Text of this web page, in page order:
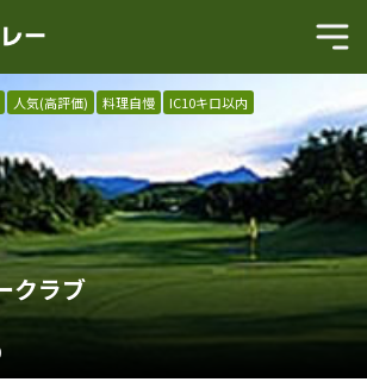
人気(高評価) 料理自慢
IC10キロ以内
クラブ